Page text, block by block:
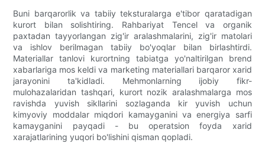
Buni barqarorlik va tabiiy teksturalarga e'tibor qaratadigan
kurort bilan solishtiring. Rahbariyat Tencel va organik
paxtadan tayyorlangan zig'ir aralashmalarini, zig'ir matolari
va ishlov berilmagan tabiiy bo'yoqlar bilan birlashtirdi.
Materiallar tanlovi kurortning tabiatga yo'naltirilgan brend
xabarlariga mos keldi va marketing materiallari barqaror xarid
jarayonini ta'kidladi. Mehmonlarning ijobiy fikr-
mulohazalaridan tashqari, kurort nozik aralashmalarga mos
ravishda yuvish sikllarini sozlaganda kir yuvish uchun
kimyoviy moddalar miqdori kamayganini va energiya sarfi
kamayganini payqadi - bu operatsion foyda xarid
xarajatlarining yuqori bo'lishini qisman qopladi.